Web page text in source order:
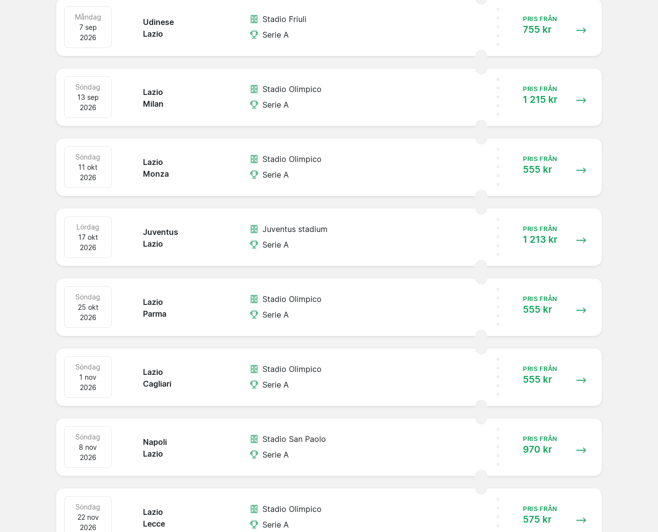
Udinese
Lazio
Måndag
7 sep
2026
Stadio Friuli
Serie A
PRIS FRÅN
755 kr
Lazio
Milan
Söndag
13 sep
2026
Stadio Olimpico
Serie A
PRIS FRÅN
1 215 kr
Lazio
Monza
Söndag
11 okt
2026
Stadio Olimpico
Serie A
PRIS FRÅN
555 kr
Juventus
Lazio
Lördag
17 okt
2026
Juventus stadium
Serie A
PRIS FRÅN
1 213 kr
Lazio
Parma
Söndag
25 okt
2026
Stadio Olimpico
Serie A
PRIS FRÅN
555 kr
Lazio
Cagliari
Söndag
1 nov
2026
Stadio Olimpico
Serie A
PRIS FRÅN
555 kr
Napoli
Lazio
Söndag
8 nov
2026
Stadio San Paolo
Serie A
PRIS FRÅN
970 kr
Lazio
Lecce
Söndag
22 nov
2026
Stadio Olimpico
Serie A
PRIS FRÅN
575 kr